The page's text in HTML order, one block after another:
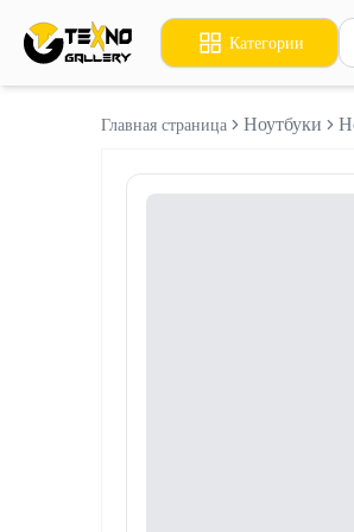
Категории
Главная страница Ноутбуки